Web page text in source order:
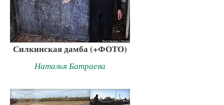
Силкинская дамба (+ФОТО)
Наталья Батраева